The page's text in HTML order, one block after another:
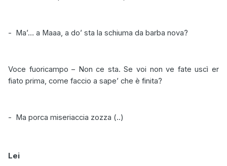
- Ma’… a Maaa, a do’ sta la schiuma da barba nova?
Voce fuoricampo – Non ce sta. Se voi non ve fate uscì er
fiato prima, come faccio a sape’ che è finita?
- Ma porca miseriaccia zozza (..)
Lei